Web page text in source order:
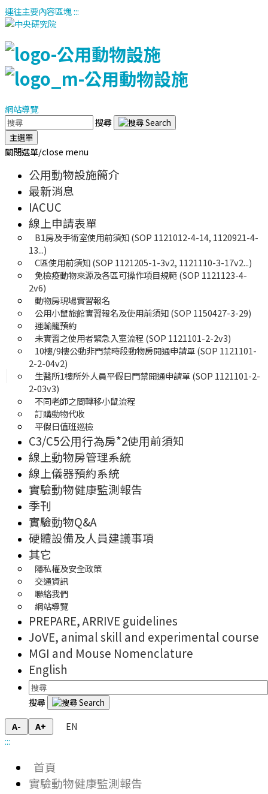
連往主要內容區塊:::
網站導覽
搜尋
主選單
關閉選單/close menu
公用動物設施簡介
最新消息
IACUC
線上申請表單
B1房及手術室使用前須知 (SOP 1121012-4-14, 1120921-4-
13...)
C區使用前須知 (SOP 1121205-1-3v2, 1121110-3-17v2...)
免檢疫動物來源及各區可操作項目規範 (SOP 1121123-4-
2v6)
動物房現場實習報名
公用小鼠旅館實習報名及使用前須知 (SOP 1150427-3-29)
運輸籠預約
未實習之使用者緊急入室流程 (SOP 1121101-2-2v3)
10樓/9樓公動非門禁時段動物房開通申請單 (SOP 1121101-
2-2-04v2)
生醫所1樓所外人員平假日門禁開通申請單 (SOP 1121101-2-
2-03v3)
不同老師之間轉移小鼠流程
訂購動物代收
平假日值班巡檢
C3/C5公用行為房*2使用前須知
線上動物房管理系統
線上儀器預約系統
實驗動物健康監測報告
季刊
實驗動物Q&A
硬體設備及人員建議事項
其它
隱私權及安全政策
交通資訊
聯絡我們
網站導覽
PREPARE, ARRIVE guidelines
JoVE, animal skill and experimental course
MGI and Mouse Nomenclature
English
搜尋
A- A+
EN
:::
首頁
實驗動物健康監測報告